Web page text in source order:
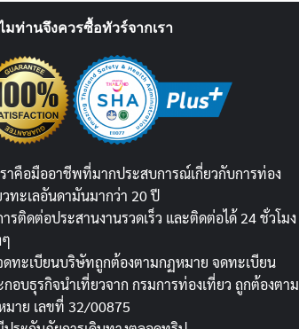
มท่านจึงควรซื้อทัวร์จากเรา
ราคือมืออาชีพที่มากประสบการณ์เกี่ยวกับการท่อง
วทะเลอันดามันมากว่า 20 ปี
ารติดต่อประสานงานรวดเร็ว และติดต่อได้ 24 ชั่วโมง
ดทะเบียนบริษัทถูกต้องตามกฏหมาย จดทะเบียน
กอบธุรกิจนำเที่ยวจาก กรมการท่องเที่ยว ถูกต้องตาม
มาย เลขที่ 32/00875